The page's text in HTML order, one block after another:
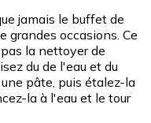
jamais le buffet de
grandes occasions. Ce
la nettoyer de
du de l'eau et du
pâte, puis étalez-la
la à l'eau et le tour